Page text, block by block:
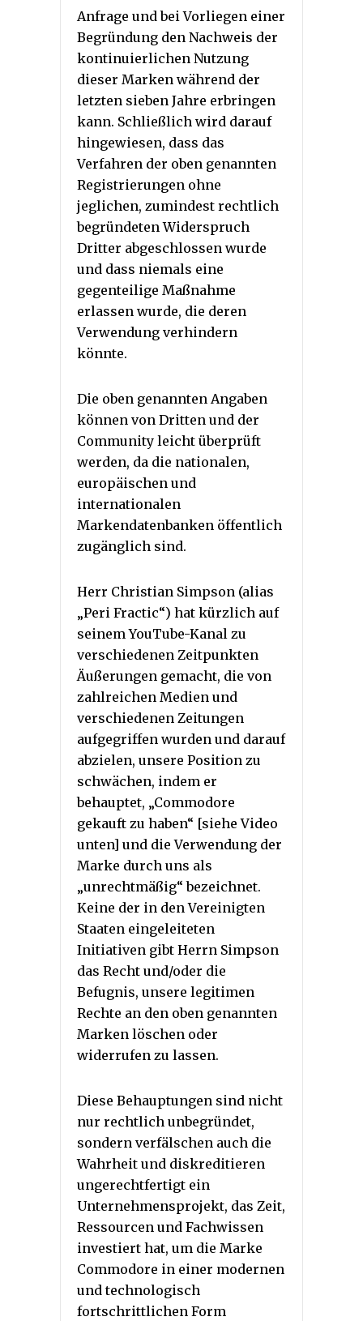
Anfrage und bei Vorliegen einer
Begründung den Nachweis der
kontinuierlichen Nutzung
dieser Marken während der
letzten sieben Jahre erbringen
kann. Schließlich wird darauf
hingewiesen, dass das
Verfahren der oben genannten
Registrierungen ohne
jeglichen, zumindest rechtlich
begründeten Widerspruch
Dritter abgeschlossen wurde
und dass niemals eine
gegenteilige Maßnahme
erlassen wurde, die deren
Verwendung verhindern
könnte.
Die oben genannten Angaben
können von Dritten und der
Community leicht überprüft
werden, da die nationalen,
europäischen und
internationalen
Markendatenbanken öffentlich
zugänglich sind.
Herr Christian Simpson (alias
„Peri Fractic“) hat kürzlich auf
seinem YouTube-Kanal zu
verschiedenen Zeitpunkten
Äußerungen gemacht, die von
zahlreichen Medien und
verschiedenen Zeitungen
aufgegriffen wurden und darauf
abzielen, unsere Position zu
schwächen, indem er
behauptet, „Commodore
gekauft zu haben“ [siehe Video
unten] und die Verwendung der
Marke durch uns als
„unrechtmäßig“ bezeichnet.
Keine der in den Vereinigten
Staaten eingeleiteten
Initiativen gibt Herrn Simpson
das Recht und/oder die
Befugnis, unsere legitimen
Rechte an den oben genannten
Marken löschen oder
widerrufen zu lassen.
Diese Behauptungen sind nicht
nur rechtlich unbegründet,
sondern verfälschen auch die
Wahrheit und diskreditieren
ungerechtfertigt ein
Unternehmensprojekt, das Zeit,
Ressourcen und Fachwissen
investiert hat, um die Marke
Commodore in einer modernen
und technologisch
fortschrittlichen Form